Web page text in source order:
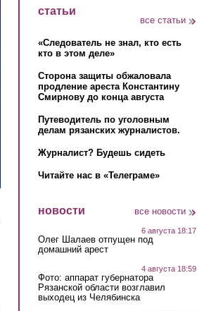
статьи
все статьи
«Следователь не знал, кто есть
кто в этом деле»
Сторона защиты обжаловала
продление ареста Константину
Смирнову до конца августа
Путеводитель по уголовным
делам рязанских журналистов.
Журналист? Будешь сидеть
Читайте нас в «Телеграме»
новости все новости
6 августа 18:17
Олег Шалаев отпущен под
домашний арест
4 августа 18:59
Фото: аппарат губернатора
Рязанской области возглавил
выходец из Челябинска